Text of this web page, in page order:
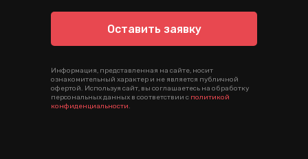
Оставить заявку
Информация, представленная на сайте, носит
ознакомительный характер и не является публичной
офертой. Используя сайт, вы соглашаетесь на обработку
персональных данных в соответствии с политикой
конфиденциальности.